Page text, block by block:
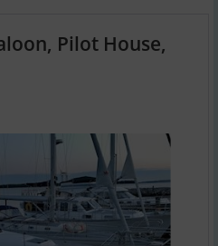
Pilot House,